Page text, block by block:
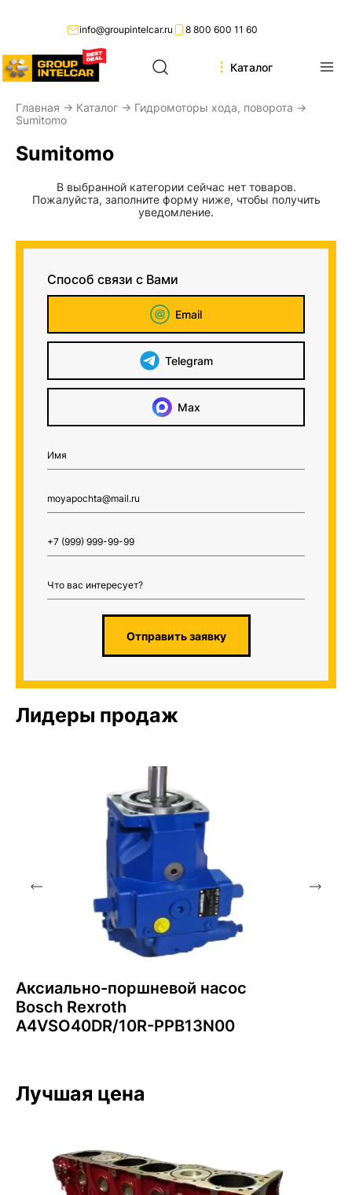
8 800 600 11 60
info@groupintelcar.ru
Каталог
Главная → Каталог → Гидромоторы хода, поворота →
Sumitomo
Sumitomo
В выбранной категории сейчас нет товаров.
Пожалуйста, заполните форму ниже, чтобы получить
уведомление.
Способ связи с Вами
Email
Telegram
Max
Отправить заявку
Лидеры продаж
Аксиально-поршневой насос
Bosch Rexroth
A4VSO40DR/10R-PPB13N00
Лучшая цена